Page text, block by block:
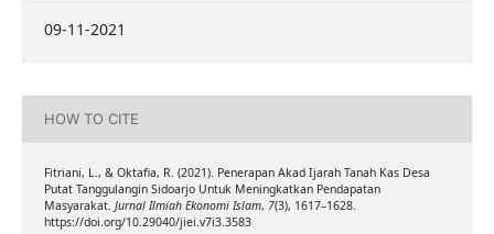
09-11-2021
HOW TO CITE
Fitriani, L., & Oktafia, R. (2021). Penerapan Akad Ijarah Tanah Kas Desa
Putat Tanggulangin Sidoarjo Untuk Meningkatkan Pendapatan
Masyarakat. Jurnal Ilmiah Ekonomi Islam, 7(3), 1617–1628.
https://doi.org/10.29040/jiei.v7i3.3583